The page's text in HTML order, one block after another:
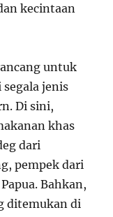
kecintaan
untuk
jenis
Di sini,
khas
dari
pempek dari
Bahkan,
ditemukan di